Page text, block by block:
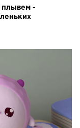
плывем -